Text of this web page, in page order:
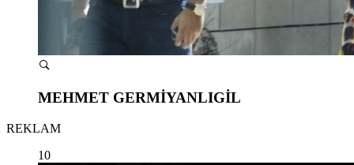
MEHMET GERMİYANLIGİL
REKLAM
10